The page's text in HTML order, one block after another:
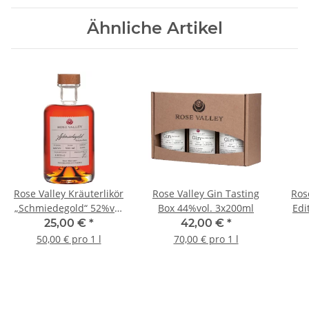
Ähnliche Artikel
Rose Valley Kräuterlikör
„Schmiedegold“ 52%vol
500ml
25,00 € *
50,00 € pro 1 l
Rose Valley Gin Tasting
Box 44%vol. 3x200ml
42,00 € *
70,00 € pro 1 l